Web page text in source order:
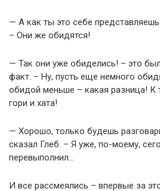
— А как ты это себе
– Они же обидятся!
— Так они уже обиделись! – это
факт. – Ну, пусть еще немного
обидой меньше – какая разница! К
гори и хата!
— Хорошо, только будешь
сказал Глеб. – Я уже, по-моему,
перевыполнил…
И все рассмеялись – впервые за